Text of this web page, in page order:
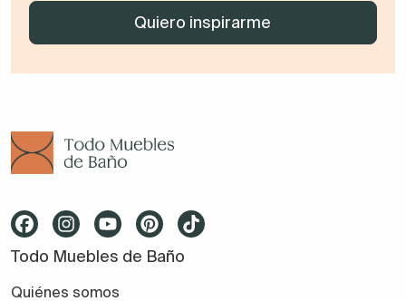
Todo Muebles de Baño
Quiénes somos